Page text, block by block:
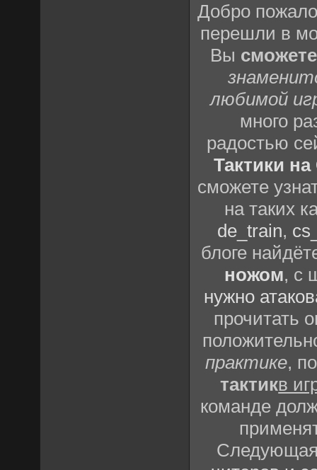
Добро
перешли в
Вы
любимой
много
радостью
Тактики
сможете
на таких
de_train,
блоге
ножом, с
нужно
прочитать
практике,
тактикв
команде
Следующая